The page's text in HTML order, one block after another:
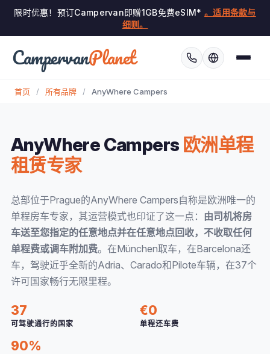
限时优惠！预订Campervan即赠1GB免费eSIM* 。适用条款与
细则。
CampervanPlanet
首页 / 所有品牌 / AnyWhere Campers
AnyWhere Campers 欧洲单程
租赁专家
总部位于Prague的AnyWhere Campers自称是欧洲唯一的
单程房车专家，其运营模式也印证了这一点： 由司机将房
车送至您指定的任意地点并在任意地点回收，不收取任何
单程费或调车附加费。在München取车，在Barcelona还
车，驾驶近乎全新的Adria、Carado和Pilote车辆，在37个
许可国家畅行无限里程。
37
可驾驶通行的国家
€0
单程还车费
90%